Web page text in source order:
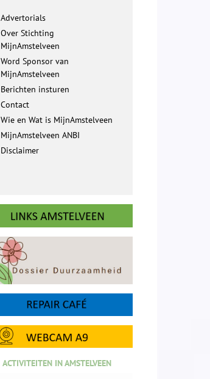
Advertorials
Over Stichting
MijnAmstelveen
Word Sponsor van
MijnAmstelveen
Berichten insturen
Contact
Wie en Wat is MijnAmstelveen
MijnAmstelveen ANBI
Disclaimer
ACTIVITEITEN IN AMSTELVEEN